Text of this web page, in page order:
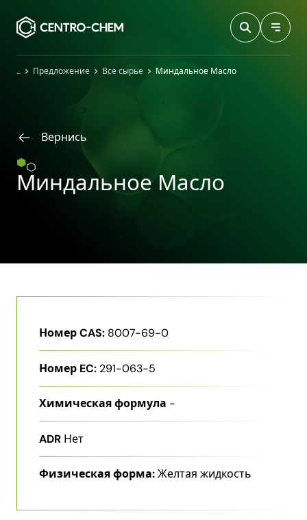
ГлавнаяПредложение Все сырье Миндальное Масло
Вернись
Миндальное Масло
Номер CAS: 8007-69-0
Номер EC: 291-063-5
Химическая формула -
ADR Нет
Физическая форма:Желтая жидкость